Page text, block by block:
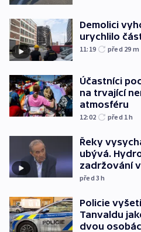
Demolici
urychlilo
11:19 před 29 m
Účastníci
na trvající
atmosféru
12:02 před 1h
Řeky
ubývá.
zadržování
před 3h
Policie
Tanvaldu
dvou